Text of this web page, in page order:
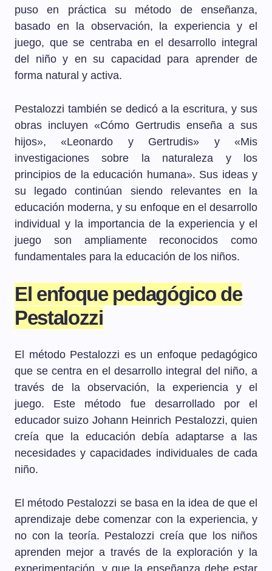
puso en práctica su método de enseñanza,
basado en la observación, la experiencia y el
juego, que se centraba en el desarrollo integral
del niño y en su capacidad para aprender de
forma natural y activa.
Pestalozzi también se dedicó a la escritura, y sus
obras incluyen «Cómo Gertrudis enseña a sus
hijos», «Leonardo y Gertrudis» y «Mis
investigaciones sobre la naturaleza y los
principios de la educación humana». Sus ideas y
su legado continúan siendo relevantes en la
educación moderna, y su enfoque en el desarrollo
individual y la importancia de la experiencia y el
juego son ampliamente reconocidos como
fundamentales para la educación de los niños.
El enfoque pedagógico de
Pestalozzi
El método Pestalozzi es un enfoque pedagógico
que se centra en el desarrollo integral del niño, a
través de la observación, la experiencia y el
juego. Este método fue desarrollado por el
educador suizo Johann Heinrich Pestalozzi, quien
creía que la educación debía adaptarse a las
necesidades y capacidades individuales de cada
niño.
El método Pestalozzi se basa en la idea de que el
aprendizaje debe comenzar con la experiencia, y
no con la teoría. Pestalozzi creía que los niños
aprenden mejor a través de la exploración y la
experimentación, y que la enseñanza debe estar